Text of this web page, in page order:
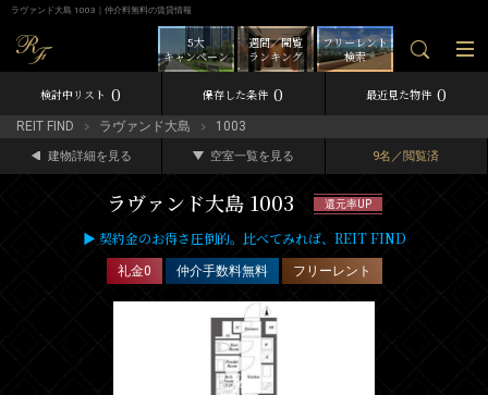
ラヴァンド大島 1003｜仲介料無料の賃貸情報
フリーレント
検索
週間／閲覧
ランキング
5大
キャンペーン
検討中リスト 0 保存した条件 0 最近見た物件 0
REIT FIND ラヴァンド大島 1003
建物詳細を見る 空室一覧を見る 9名／閲覧済
ラヴァンド大島 1003 還元率UP
▶ 契約金のお得さ圧倒的。比べてみれば、REIT FIND
礼金0 仲介手数料無料 フリーレント